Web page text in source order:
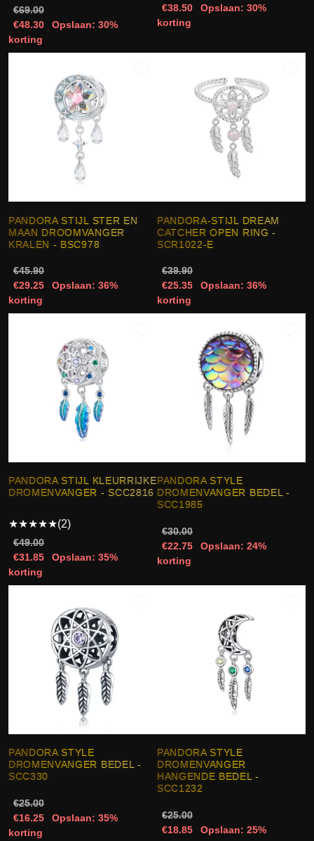
€69.00
€48.30
Opslaan: 30%
korting
€38.50
Opslaan: 30%
korting
PANDORA STIJL STER EN
MAAN DROOMVANGER
KRALEN - BSC978
€45.90
€29.25
Opslaan: 36%
korting
PANDORA-STIJL DREAM
CATCHER OPEN RING -
SCR1022-E
€39.90
€25.35
Opslaan: 36%
korting
PANDORA STIJL KLEURRIJKE
DROMENVANGER - SCC2816
★★★★★(2)
€49.00
€31.85
Opslaan: 35%
korting
PANDORA STYLE
DROMENVANGER BEDEL -
SCC1985
€30.00
€22.75
Opslaan: 24%
korting
PANDORA STYLE
DROMENVANGER BEDEL -
SCC330
€25.00
€16.25
Opslaan: 35%
korting
PANDORA STYLE
DROMENVANGER
HANGENDE BEDEL -
SCC1232
€25.00
€18.85
Opslaan: 25%